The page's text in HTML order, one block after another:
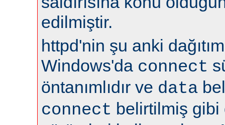
edilmiştir.
httpd'nin şu anki
Windows'da connect
öntanımlıdır ve data
connect belirtilmiş gibi